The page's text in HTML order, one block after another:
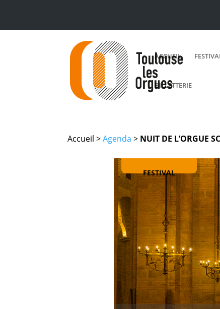
ACCUEIL
BILLETTERIE
Accueil >Agenda > NUIT DE L’ORGUE
FESTIVAL